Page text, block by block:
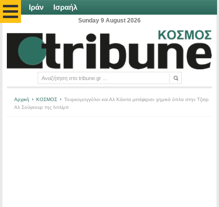
Ιράν Ισραήλ
Sunday 9 August 2026
Αρχική ΚΟΣΜΟΣ
Τουρκομογγόλοι και Αλ Κάιντα μετέφεραν χημικά όπλα στην Τζισρ
Αλ Σούγκουρ της Ιντλίμπ